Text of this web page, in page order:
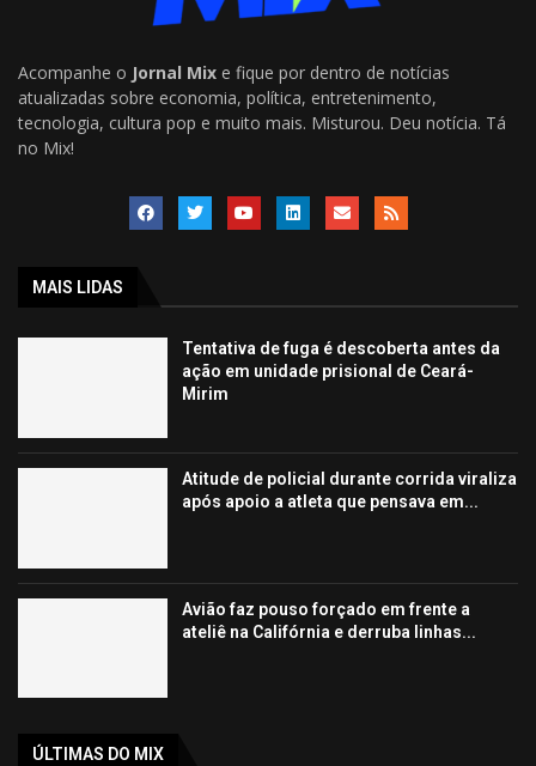
Acompanhe o Jornal Mix e fique por dentro de notícias
atualizadas sobre economia, política, entretenimento,
tecnologia, cultura pop e muito mais. Misturou. Deu notícia. Tá
no Mix!
MAIS LIDAS
Tentativa de fuga é descoberta antes da
ação em unidade prisional de Ceará-
Mirim
Atitude de policial durante corrida viraliza
após apoio a atleta que pensava em...
Avião faz pouso forçado em frente a
ateliê na Califórnia e derruba linhas...
ÚLTIMAS DO MIX